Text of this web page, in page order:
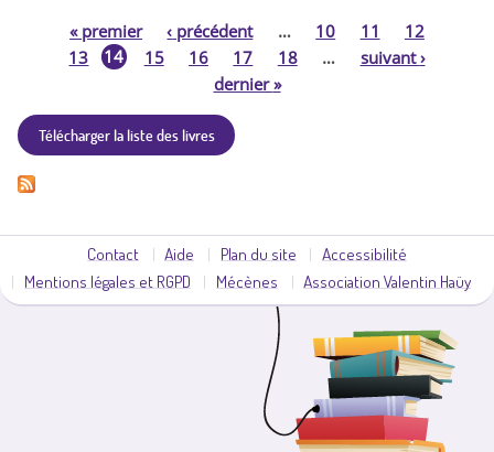
g
e
s
«premier ‹ précédent … 10 11
12
13
14 15 16 17 18 … suivant›
dernier»
Télécharger la liste des livres
Contact Aide Plan du site
Accessibilité
Mentions légales et RGPD
Mécènes Association Valentin Haüy